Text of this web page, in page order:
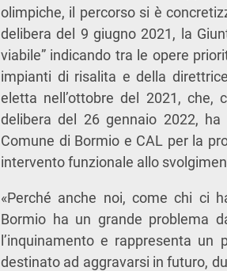
olimpiche, il percorso si è
delibera del 9 giugno 2021, la
viabile” indicando tra le opere
impianti di risalita e della
eletta nell’ottobre del 2021, che,
delibera del 26 gennaio 2022,
Comune di Bormio e CAL per la
intervento funzionale allo
«Perché anche noi, come chi ci
Bormio ha un grande problema
l’inquinamento e rappresenta
destinato ad aggravarsi in futuro,